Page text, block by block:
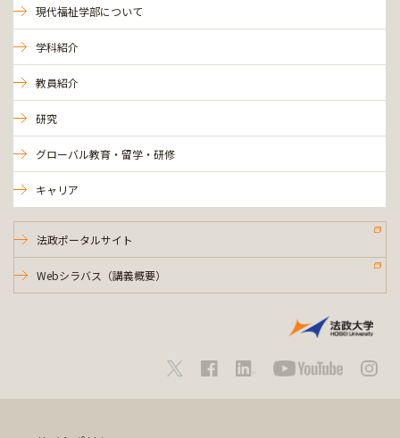
現代福祉学部について
学科紹介
教員紹介
研究
グローバル教育・留学・研修
キャリア
法政ポータルサイト
Webシラバス（講義概要）